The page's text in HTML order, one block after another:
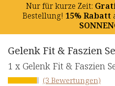
Nur für kurze Zeit:
Bestellung! 15% Rabatt
Gelenk Fit & Faszien
1 x Gelenk Fit & Faszien
(3 Bewertungen)